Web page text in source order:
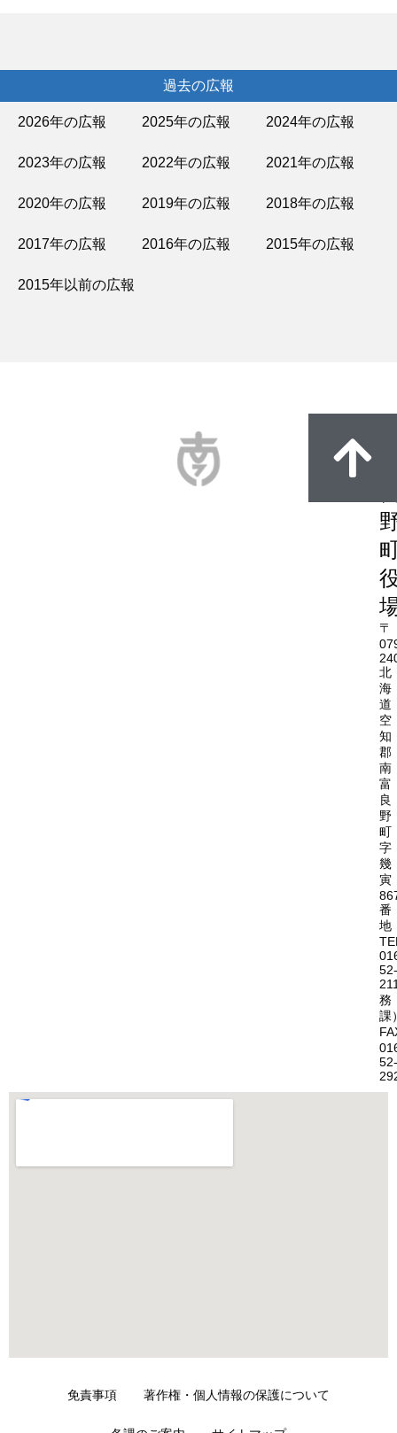
過去の広報
2026年の広報 2025年の広報 2024年の広報
2023年の広報 2022年の広報 2021年の広報
2020年の広報 2019年の広報 2018年の広報
2017年の広報 2016年の広報 2015年の広報
2015年以前の広報
〒
北
海
道
空
知
郡
南
富
良
野
町
字
幾
寅
番
地
52-
務
課
52-
免責事項 著作権・個人情報の保護について